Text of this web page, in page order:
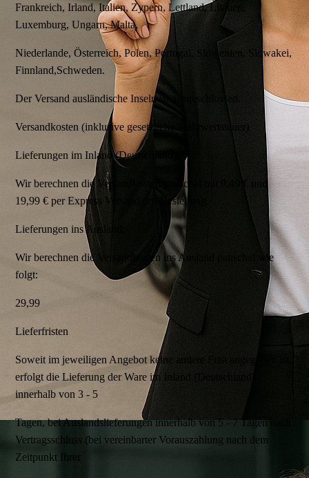
Frankreich, Irland, Italien, Zypern, Lettland, Litauen,
Luxemburg, Ungarn, Malta,
Niederlande, Österreich, Polen, Portugal, Slowenien, Slowakei,
Finnland,Schweden.
Der Versand ausländische Inseln ist ausgeschlossen.
Versandkosten (inklusive gesetzliche Mehrwertsteuer)
Lieferungen im Inland (Deutschland):
Wir berechnen die Versandkosten pauschal mit 9,49 € und
19,99 € per Express Versand pro Bestellung.
Lieferungen ins Ausland:
Wir berechnen die Versandkosten ins Ausland pauschal wie
folgt:
29,99
Lieferfristen
Soweit im jeweiligen Angebot keine andere Frist angegeben ist,
erfolgt die Lieferung der Ware im Inland (Deutschland)
innerhalb von 3 - 5
Tagen, bei Auslandslieferungen innerhalb von 5 - 7 Tagen nach
Vertragsschluss (bei vereinbarter Vorauszahlung nach dem
Zeitpunkt Ihrer